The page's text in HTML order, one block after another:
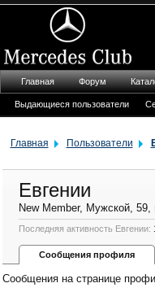
Главная Пользователи
Евгении
New Member, Мужской, 59,
Последняя активность Евгении:
Сообщения профиля
Сообщения на странице
Главная Форум
Выдающиеся пользователи